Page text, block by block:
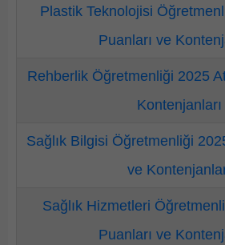
Plastik Teknolojisi
Puanları ve
Rehberlik Öğretmenliği 2025
Kontenjanları
Sağlık Bilgisi Öğretmenliği
ve
Sağlık Hizmetleri
Puanları ve